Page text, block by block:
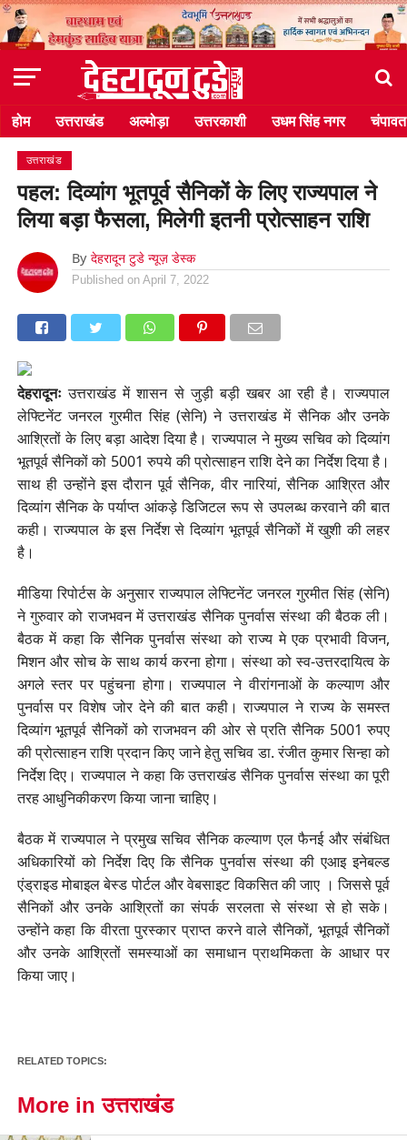
होम उत्तराखंड अल्मोड़ा उत्तरकाशी उधम सिंह नगर चंपावत
उत्तराखंड
पहल: दिव्यांग भूतपूर्व सैनिकों के लिए राज्यपाल ने
लिया बड़ा फैसला, मिलेगी इतनी प्रोत्साहन राशि
By देहरादून टुडे न्यूज़ डेस्क
Published on April 7, 2022
देहरादूनःउत्तराखंड में शासन से जुड़ी बड़ी खबर आ रही है। राज्यपाल
लेफ्टिनेंट जनरल गुरमीत सिंह (सेनि) ने उत्तराखंड में सैनिक और उनके
आश्रितों के लिए बड़ा आदेश दिया है। राज्यपाल ने मुख्य सचिव को दिव्यांग
भूतपूर्व सैनिकों को 5001 रुपये की प्रोत्साहन राशि देने का निर्देश दिया है।
साथ ही उन्होंने इस दौरान पूर्व सैनिक, वीर नारियां, सैनिक आश्रित और
दिव्यांग सैनिक के पर्याप्त आंकड़े डिजिटल रूप से उपलब्ध करवाने की बात
कही। राज्यपाल के इस निर्देश से दिव्यांग भूतपूर्व सैनिकों में खुशी की लहर
है।
मीडिया रिपोर्टस के अनुसार राज्यपाल लेफ्टिनेंट जनरल गुरमीत सिंह (सेनि)
ने गुरुवार को राजभवन में उत्तराखंड सैनिक पुनर्वास संस्था की बैठक ली।
बैठक में कहा कि सैनिक पुनर्वास संस्था को राज्य मे एक प्रभावी विजन,
मिशन और सोच के साथ कार्य करना होगा। संस्था को स्व-उत्तरदायित्व के
अगले स्तर पर पहुंचना होगा। राज्यपाल ने वीरांगनाओं के कल्याण और
पुनर्वास पर विशेष जोर देने की बात कही। राज्यपाल ने राज्य के समस्त
दिव्यांग भूतपूर्व सैनिकों को राजभवन की ओर से प्रति सैनिक 5001 रुपए
की प्रोत्साहन राशि प्रदान किए जाने हेतु सचिव डा. रंजीत कुमार सिन्हा को
निर्देश दिए। राज्यपाल ने कहा कि उत्तराखंड सैनिक पुनर्वास संस्था का पूरी
तरह आधुनिकीकरण किया जाना चाहिए।
बैठक में राज्यपाल ने प्रमुख सचिव सैनिक कल्याण एल फैनई और संबंधित
अधिकारियों को निर्देश दिए कि सैनिक पुनर्वास संस्था की एआइ इनेबल्ड
एंड्राइड मोबाइल बेस्ड पोर्टल और वेबसाइट विकसित की जाए । जिससे पूर्व
सैनिकों और उनके आश्रितों का संपर्क सरलता से संस्था से हो सके।
उन्होंने कहा कि वीरता पुरस्कार प्राप्त करने वाले सैनिकों, भूतपूर्व सैनिकों
और उनके आश्र‍ितों समस्याओं का समाधान प्राथमिकता के आधार पर
किया जाए।
RELATED TOPICS:
More in उत्तराखंड